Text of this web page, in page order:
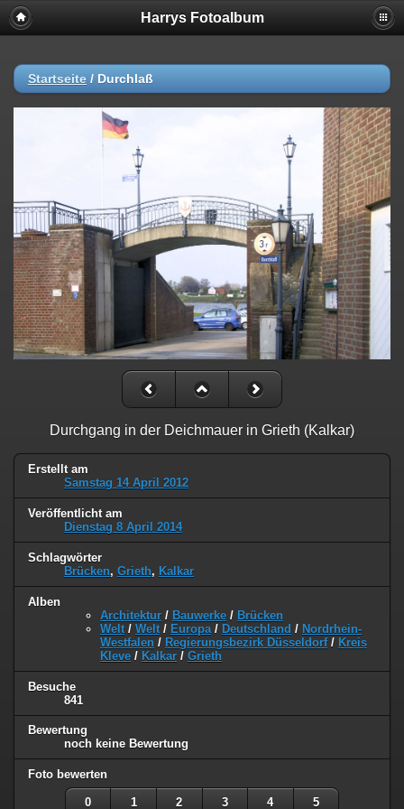
Harrys Fotoalbum
Startseite / Durchlaß
Durchgang in der Deichmauer in Grieth (Kalkar)
Erstellt am
Samstag 14 April 2012
Veröffentlicht am
Dienstag 8 April 2014
Schlagwörter
Brücken, Grieth, Kalkar
Alben
Architektur / Bauwerke / Brücken
Welt / Welt / Europa / Deutschland / Nordrhein-
Westfalen / Regierungsbezirk Düsseldorf/ Kreis
Kleve / Kalkar / Grieth
Besuche
841
Bewertung
noch keine Bewertung
Foto bewerten
0 1 2 3 4 5